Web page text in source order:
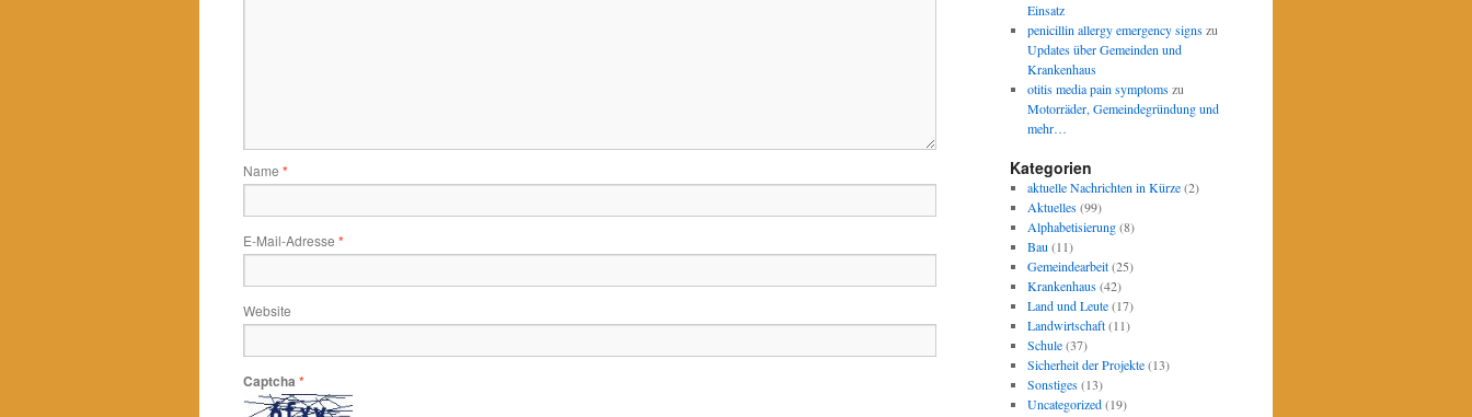
Name *
E-Mail-Adresse *
Website
Captcha *
Einsatz
penicillin allergy emergency signszu
Updates über Gemeinden und
Krankenhaus
otitis media pain symptomszu
Motorräder, Gemeindegründung und
mehr…
Kategorien
aktuelle Nachrichten in Kürze(2)
Aktuelles(99)
Alphabetisierung(8)
Bau (11)
Gemeindearbeit(25)
Krankenhaus(42)
Land und Leute(17)
Landwirtschaft(11)
Schule(37)
Sicherheit der Projekte(13)
Sonstiges(13)
Uncategorized(19)